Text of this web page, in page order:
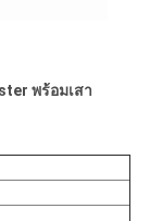
พร้อมเสา